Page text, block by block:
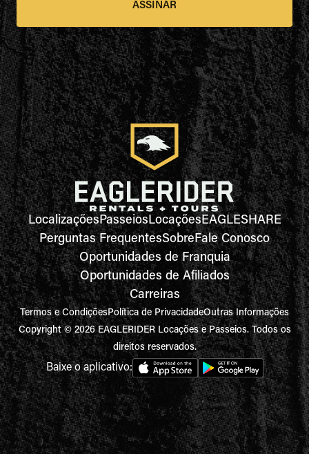
ASSINAR
LocalizaçõesPasseiosLocaçõesEAGLESHARE
Perguntas FrequentesSobreFale Conosco
Oportunidades de Franquia
Oportunidades de Afiliados
Carreiras
Termos e CondiçõesPolítica de PrivacidadeOutras Informações
Copyright © 2026 EAGLERIDER Locações e Passeios. Todos os
direitos reservados.
Baixe o aplicativo: